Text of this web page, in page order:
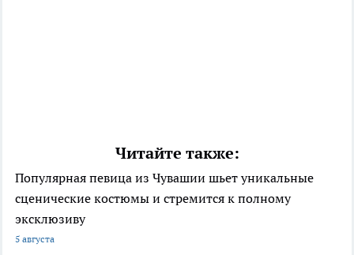
Читайте также:
Популярная певица из Чувашии шьет уникальные
сценические костюмы и стремится к полному
эксклюзиву
5 августа